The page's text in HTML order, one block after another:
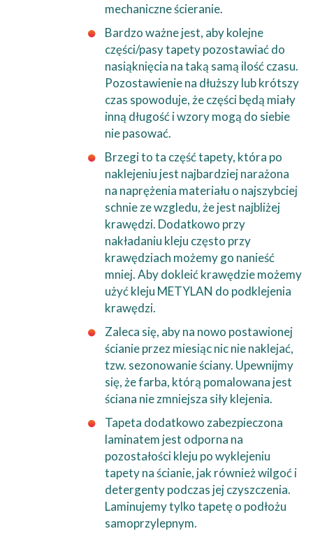
mechaniczne ścieranie.
Bardzo ważne jest, aby kolejne
części/pasy tapety pozostawiać do
nasiąknięcia na taką samą ilość czasu.
Pozostawienie na dłuższy lub krótszy
czas spowoduje, że części będą miały
inną długość i wzory mogą do siebie
nie pasować.
Brzegi to ta część tapety, która po
naklejeniu jest najbardziej narażona
na naprężenia materiału o najszybciej
schnie ze wzgledu, że jest najbliżej
krawędzi. Dodatkowo przy
nakładaniu kleju często przy
krawędziach możemy go nanieść
mniej. Aby dokleić krawędzie możemy
użyć kleju METYLAN do podklejenia
krawędzi.
Zaleca się, aby na nowo postawionej
ścianie przez miesiąc nic nie naklejać,
tzw. sezonowanie ściany. Upewnijmy
się, że farba, którą pomalowana jest
ściana nie zmniejsza siły klejenia.
Tapeta dodatkowo zabezpieczona
laminatem jest odporna na
pozostałości kleju po wyklejeniu
tapety na ścianie, jak również wilgoć i
detergenty podczas jej czyszczenia.
Laminujemy tylko tapetę o podłożu
samoprzylepnym.